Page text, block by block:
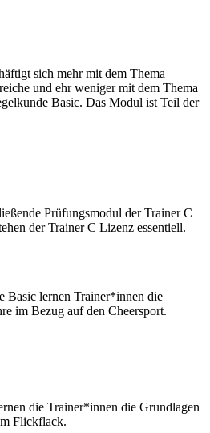
sich mehr mit dem Thema
und ehr weniger mit dem Thema
Basic. Das Modul ist Teil der
Prüfungsmodul der Trainer C
der Trainer C Lizenz essentiell.
Basic lernen Trainer*innen die
im Bezug auf den Cheersport.
die Trainer*innen die Grundlagen
Flickflack.